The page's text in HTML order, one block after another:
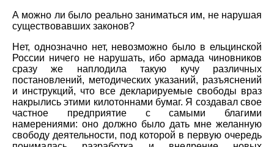
А можно ли было реально заниматься им, не нарушая
существовавших законов?
Нет, однозначно нет, невозможно было в ельцинской
России ничего не нарушать, ибо армада чиновников
сразу же наплодила такую кучу различных
постановлений, методических указаний, разъяснений
и инструкций, что все декларируемые свободы враз
накрылись этими килотоннами бумаг. Я создавал свое
частное предприятие с самыми благими
намерениями: оно должно было дать мне желанную
свободу деятельности, под которой в первую очередь